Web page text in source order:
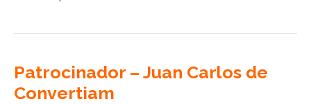
Patrocinador – Juan Carlos de
Convertiam